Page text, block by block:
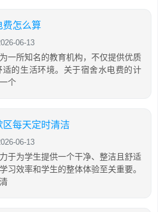
费怎么算
06-13
一所知名的教育机构，不仅提供优质
的生活环境。关于宿舍水电费的计
个
区每天定时清洁
06-13
于为学生提供一个干净、整洁且舒适
习效率和学生的整体体验至关重要。